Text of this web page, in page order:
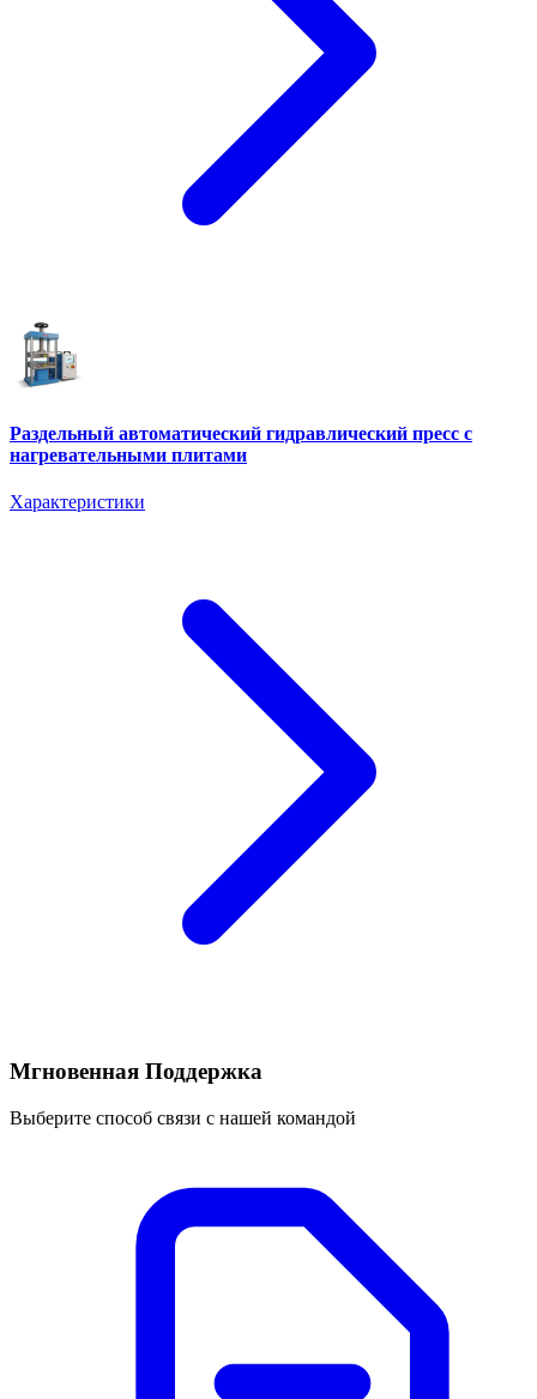
Раздельный автоматический гидравлический пресс с
нагревательными плитами
Характеристики
Мгновенная Поддержка
Выберите способ связи с нашей командой